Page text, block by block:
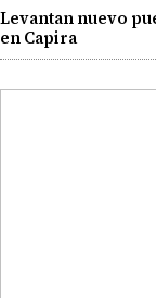
Levantan nuevo
en Capira